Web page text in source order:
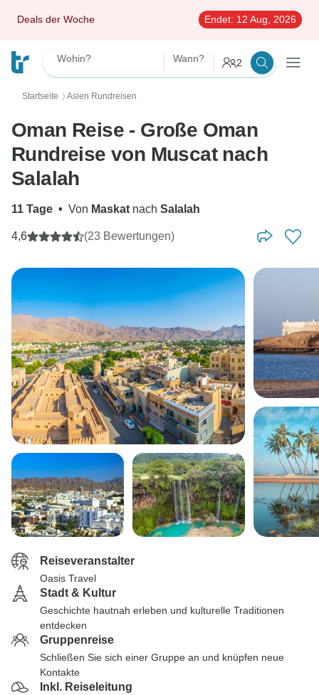
Deals der Woche Endet: 12 Aug, 2026
Wohin? Wann? 2
Startseite 〉 Asien Rundreisen
Oman Reise - Große Oman
Rundreise von Muscat nach
Salalah
11 Tage • Von Maskat nach Salalah
4,6 (23 Bewertungen)
Reiseveranstalter
Oasis Travel
Stadt & Kultur
Geschichte hautnah erleben und kulturelle Traditionen
entdecken
Gruppenreise
Schließen Sie sich einer Gruppe an und knüpfen neue
Kontakte
Inkl. Reiseleitung